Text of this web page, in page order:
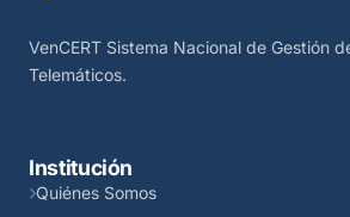
VenCERT Sistema Nacional de Gestión
Telemáticos.
Institución
Quiénes Somos